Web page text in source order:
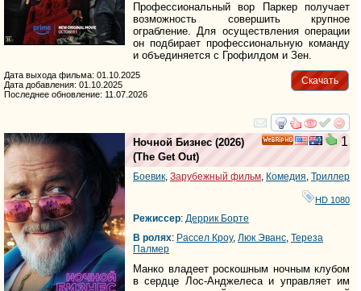
Профессиональный вор Паркер получает
возможность совершить крупное
ограбление. Для осуществления операции
он подбирает профессиональную команду
и объединяется с Грофилдом и Зен.
Скачать
Дата выхода фильма: 01.10.2025
Дата добавления: 01.10.2025
Последнее обновление: 11.07.2026
смотреть
1
Ночной Бизнес (2026)
(The Get Out)
Боевик, Зарубежный фильм, Комедия, Триллер
HD 1080
Режиссер: Деррик Борте
В ролях: Рассел Кроу, Люк Эванс, Тереза
Палмер
Манко владеет роскошным ночным клубом
в сердце Лос-Анджелеса и управляет им